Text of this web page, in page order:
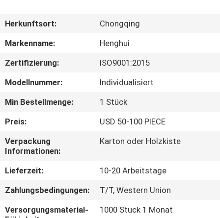
ÜBER
FABRIK-
AUSFLUG
QUALITÄTSKONTROLLE
TRETEN
MIT
Herkunftsort:
Chongqing
Markenname:
Henghui
Zertifizierung:
ISO9001:2015
Modellnummer:
Individualisiert
Min Bestellmenge:
1 Stück
Preis:
USD 50-100 PIECE
Verpackung
Informationen:
Karton oder Holzkiste
Lieferzeit:
10-20 Arbeitstage
Zahlungsbedingungen:
T/T, Western Union
Versorgungsmaterial-
1000 Stück 1 Monat